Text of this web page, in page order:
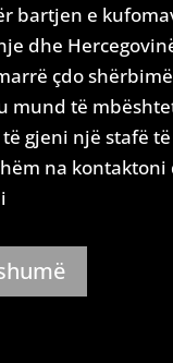
bartjen e
dhe
çdo
mund të
gjeni një stafë të
na kontaktoni